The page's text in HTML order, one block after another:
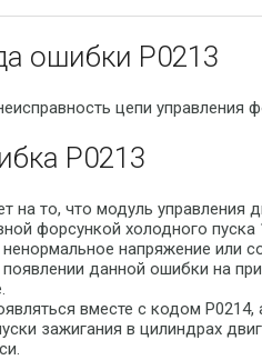
ошибки P0213
цепи управления
P0213
на то, что модуль управления
форсункой холодного
напряжение или
данной ошибки на
вместе с кодом
зажигания в цилиндрах